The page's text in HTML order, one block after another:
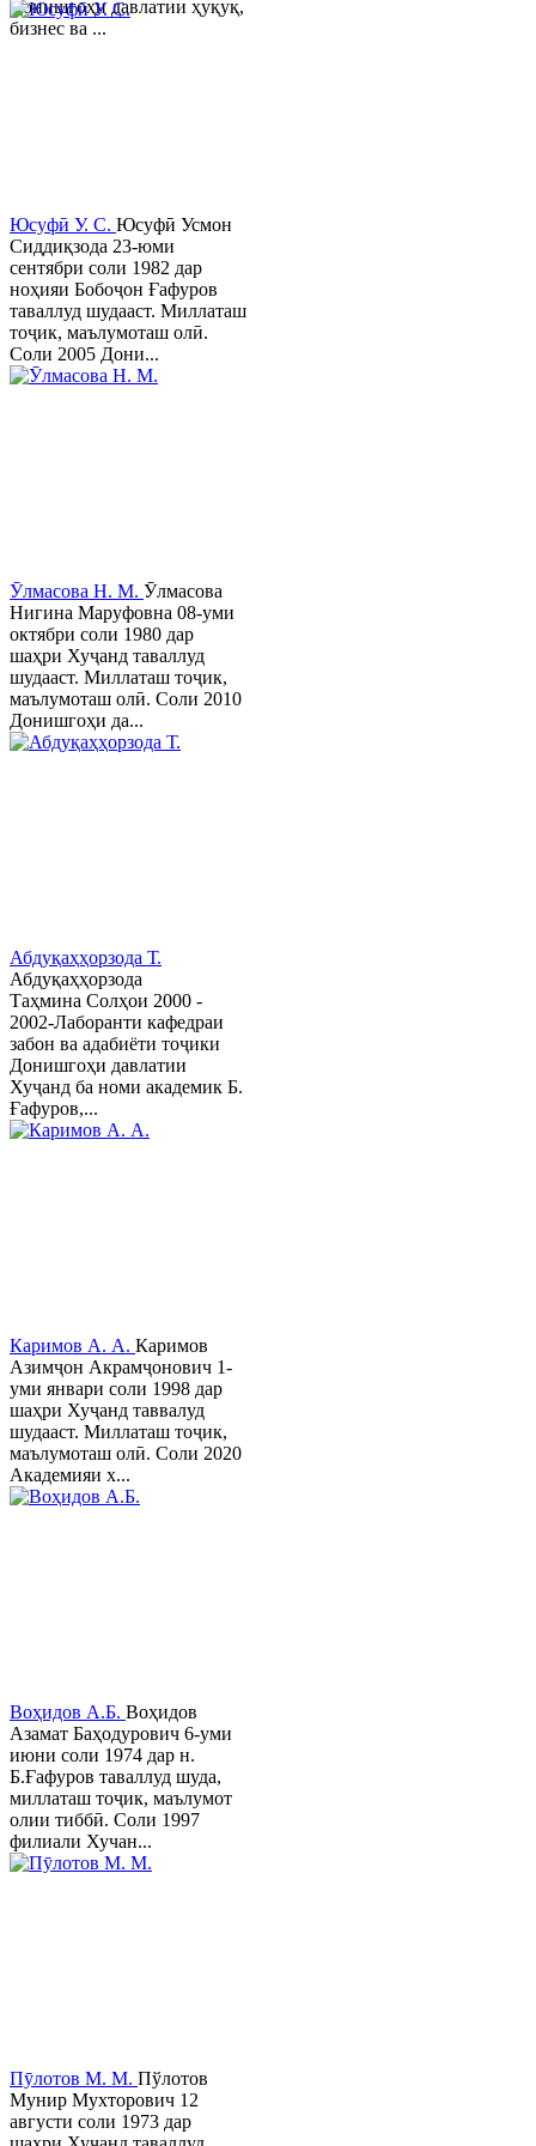
Донишгоҳи давлатии ҳуқуқ,
бизнес ва ...
Юсуфӣ У. C. Юсуфӣ Усмон
Сиддиқзода 23-юми
сентябри соли 1982 дар
ноҳияи Бобоҷон Ғафуров
таваллуд шудааст. Миллаташ
тоҷик, маълумоташ олӣ.
Соли 2005 Дони...
Ӯлмасова Н. М. Ӯлмасова
Нигина Маруфовна 08-уми
октябри соли 1980 дар
шаҳри Хуҷанд таваллуд
шудааст. Миллаташ тоҷик,
маълумоташ олӣ. Соли 2010
Донишгоҳи да...
Абдуқаҳҳорзода Т.
Абдуқаҳҳорзода
Таҳмина Солҳои 2000 -
2002-Лаборанти кафедраи
забон ва адабиёти тоҷики
Донишгоҳи давлатии
Хуҷанд ба номи академик Б.
Ғафуров,...
Каримов А. А. Каримов
Азимҷон Акрамҷонович 1-
уми январи соли 1998 дар
шаҳри Хуҷанд таввалуд
шудааст. Миллаташ тоҷик,
маълумоташ олӣ. Соли 2020
Академияи х...
Воҳидов А.Б. Воҳидов
Азамат Баҳодурович 6-уми
июни соли 1974 дар н.
Б.Ғафуров таваллуд шуда,
миллаташ тоҷик, маълумот
олии тиббӣ. Соли 1997
филиали Хучан...
Пӯлотов М. М. Пўлотов
Мунир Мухторович 12
августи соли 1973 дар